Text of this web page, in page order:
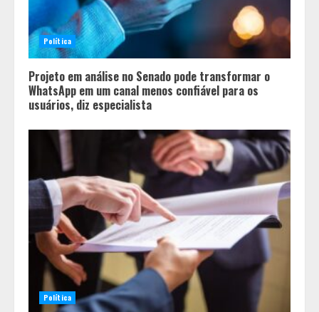
Política
Projeto em análise no Senado pode transformar o
WhatsApp em um canal menos confiável para os
usuários, diz especialista
Política